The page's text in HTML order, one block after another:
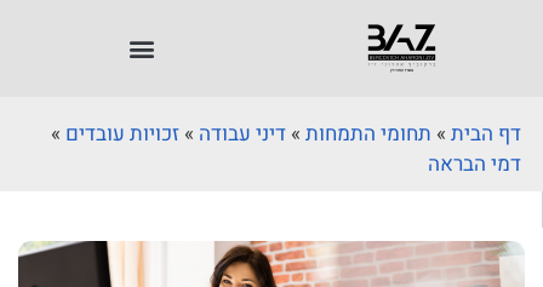
דף הבית » תחומי התמחות » דיני עבודה » זכויות עובדים »
דמי הבראה